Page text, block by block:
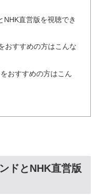
NHK直営版を視聴でき
おすすめの方はこんな
おすすめの方はこん
ドとNHK直営版